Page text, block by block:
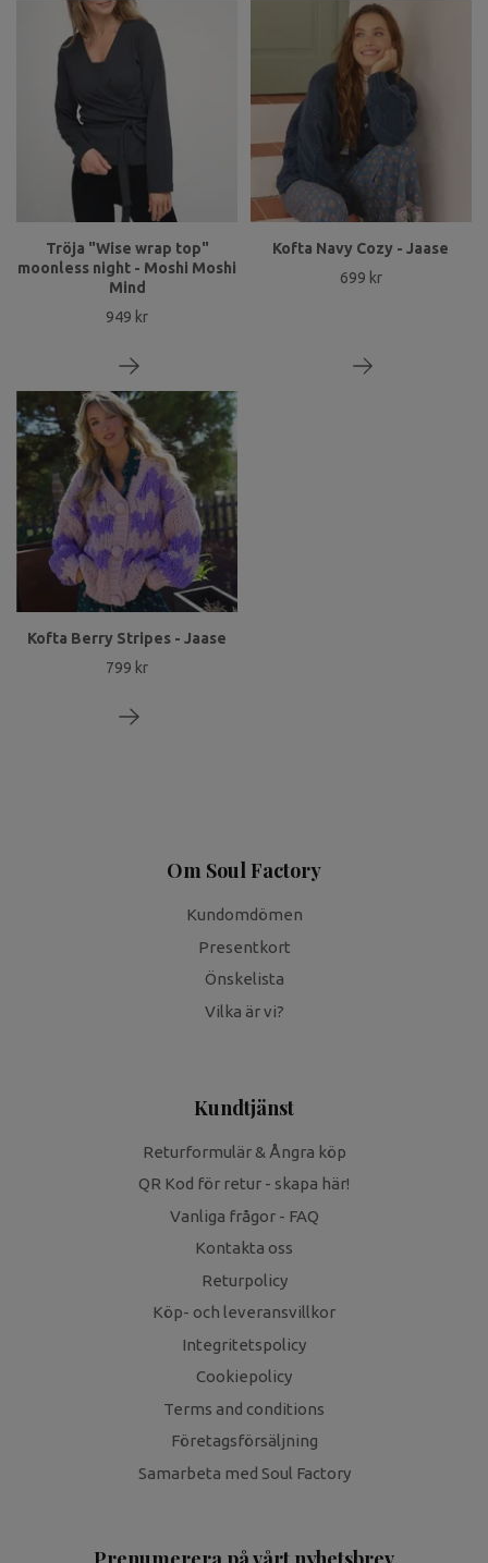
Tröja "Wise wrap top"
moonless night - Moshi Moshi
Mind
949 kr
Kofta Navy Cozy - Jaase
699 kr
Kofta Berry Stripes - Jaase
799 kr
Om Soul Factory
Kundomdömen
Presentkort
Önskelista
Vilka är vi?
Kundtjänst
Returformulär & Ångra köp
QR Kod för retur - skapa här!
Vanliga frågor - FAQ
Kontakta oss
Returpolicy
Köp- och leveransvillkor
Integritetspolicy
Cookiepolicy
Terms and conditions
Företagsförsäljning
Samarbeta med Soul Factory